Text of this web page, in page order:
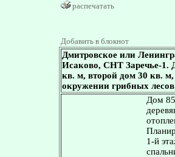
распечатать
Добавить в блокнот
Дмитровское или
Исаково, СНТ Заречье-1.
кв. м, второй дом 30 кв.
окружении грибных
Дом
1-й